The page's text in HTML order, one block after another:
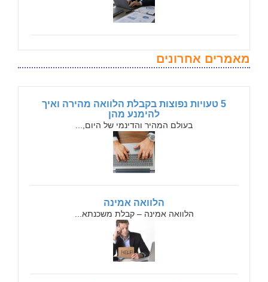
מאמרים אחרונים
5 טעויות נפוצות בקבלת הלוואה מהירה ואיך
להימנע מהן
בעולם המהיר והדינמי של היום,...
הלוואה אמינה
הלוואה אמינה – קבלת משכנתא...